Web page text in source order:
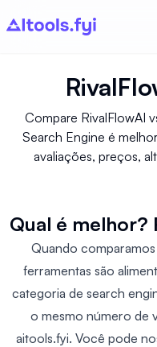
Compare RivalFlowAI
Search Engine é
avaliações, preços,
Qual é melhor?
Quando comparamos
ferramentas são
categoria de search
o mesmo número de
aitools.fyi. Você pode